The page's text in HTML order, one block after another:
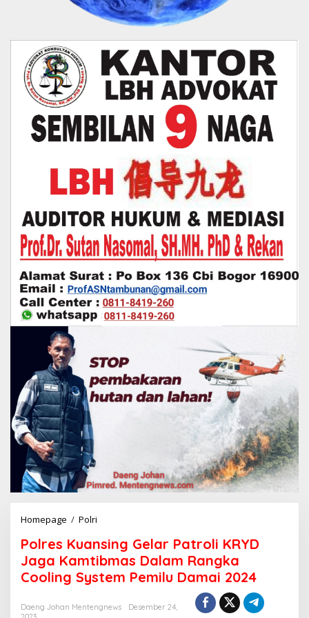
Homepage / Polri
l
r
e
s
u
Polres Kuansing Gelar Patroli KRYD
Jaga Kamtibmas Dalam Rangka
Cooling System Pemilu Damai 2024
Daeng Johan Mentengnews
Desember 24,